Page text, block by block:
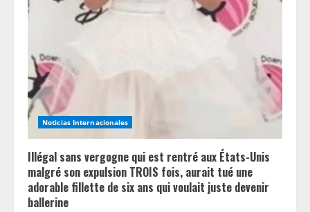
R
e
a
d
i
n
g
Noticias Internacionales
Illégal sans vergogne qui est rentré aux États-Unis
malgré son expulsion TROIS fois, aurait tué une
adorable fillette de six ans qui voulait juste devenir
ballerine